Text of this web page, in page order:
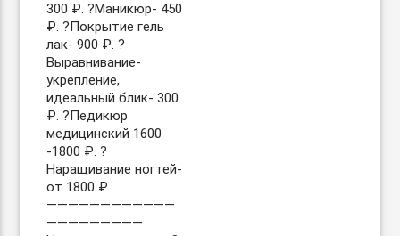
300 ₽. ?Маникюр- 450
₽. ?Покрытие гель
лак- 900 ₽. ?
Выравнивание-
укрепление,
идеальный блик- 300
₽. ?Педикюр
медицинский 1600
-1800 ₽. ?
Наращивание ногтей-
от 1800 ₽.
————————————
—————————